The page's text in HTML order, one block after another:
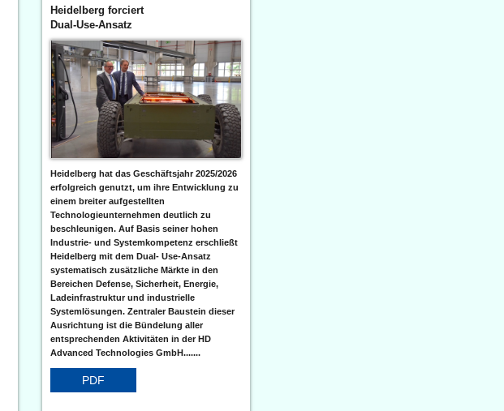
Heidelberg forciert
Dual-Use-Ansatz
Heidelberg hat das Geschäftsjahr 2025/2026
erfolgreich genutzt, um ihre Entwicklung zu
einem breiter aufgestellten
Technologieunternehmen deutlich zu
beschleunigen. Auf Basis seiner hohen
Industrie- und Systemkompetenz erschließt
Heidelberg mit dem Dual- Use-Ansatz
systematisch zusätzliche Märkte in den
Bereichen Defense, Sicherheit, Energie,
Ladeinfrastruktur und industrielle
Systemlösungen. Zentraler Baustein dieser
Ausrichtung ist die Bündelung aller
entsprechenden Aktivitäten in der HD
Advanced Technologies GmbH.......
PDF